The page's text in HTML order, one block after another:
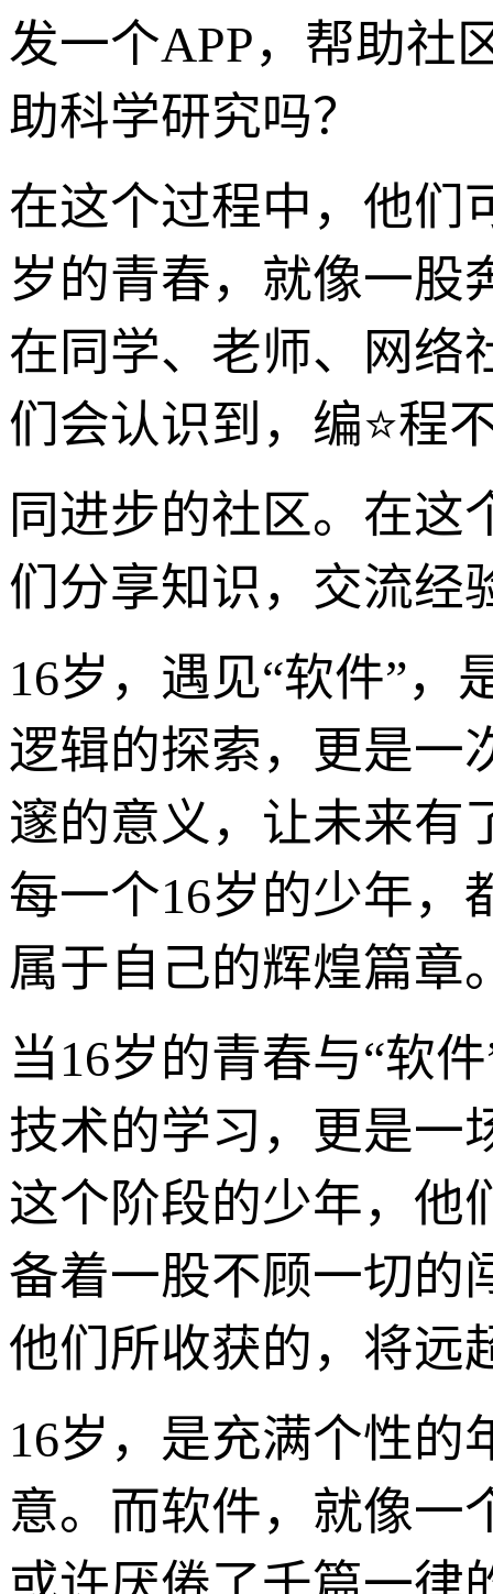
发一个APP，帮助社
助科学研究吗？
在这个过程中，他们
岁的青春，就像一股
在同学、老师、网络
们会认识到，编⭐程
同进步的社区。在这
们分享知识，交流经
16岁，遇见“软件”
逻辑的探索，更是一
邃的意义，让未来有
每一个16岁的少年，
属于自己的辉煌篇章
当16岁的青春与“软
技术的学习，更是一
这个阶段的少年，他
备着一股不顾一切的
他们所收获的，将远
16岁，是充满个性的
意。而软件，就像一